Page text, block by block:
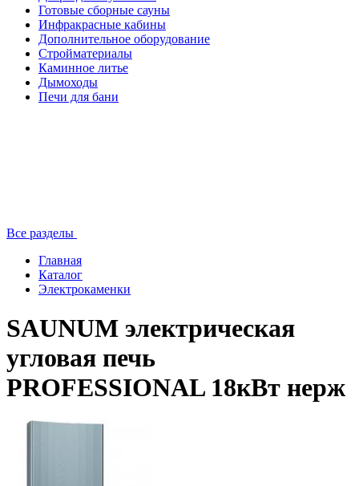
Готовые сборные сауны
Инфракрасные кабины
Дополнительное оборудование
Стройматериалы
Каминное литье
Дымоходы
Печи для бани
Все разделы
Главная
Каталог
Электрокаменки
SAUNUM электрическая
угловая печь
PROFESSIONAL 18кВт нерж